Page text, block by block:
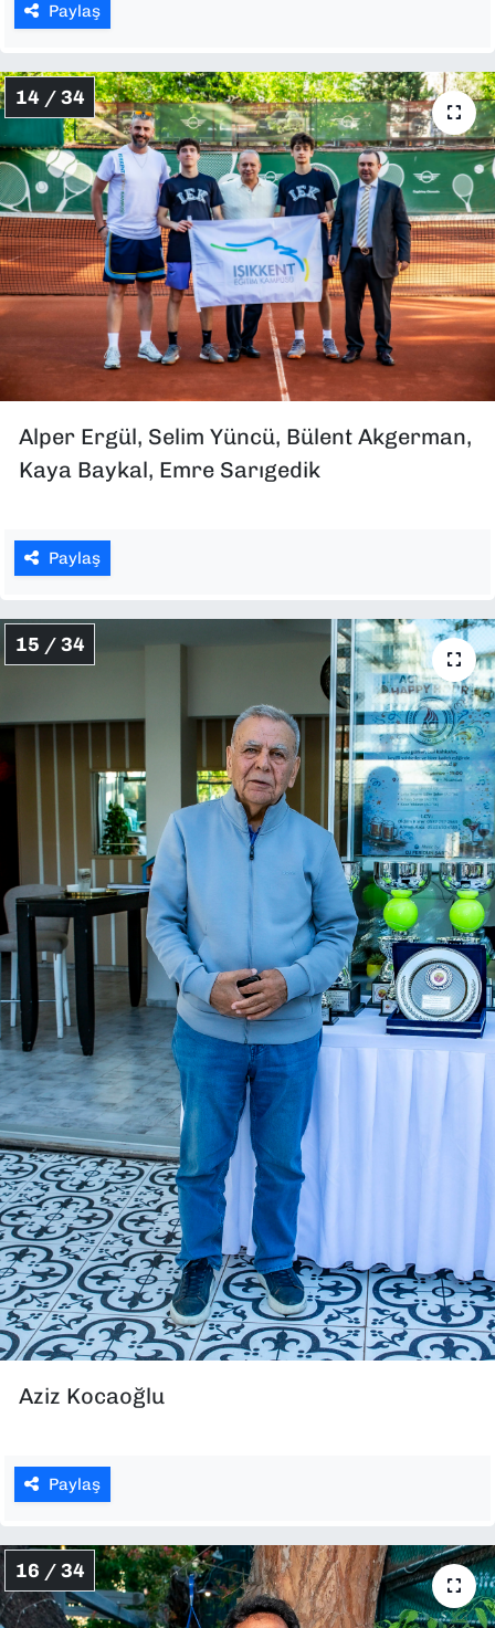
Paylaş
14 / 34
Alper Ergül, Selim Yüncü, Bülent Akgerman,
Kaya Baykal, Emre Sarıgedik
Paylaş
15 / 34
Aziz Kocaoğlu
Paylaş
16 / 34